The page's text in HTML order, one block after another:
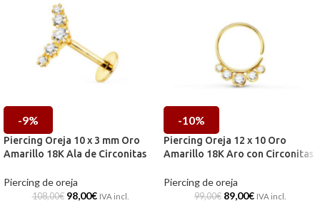
-9%
Piercing Oreja 10 x 3 mm Oro
Amarillo 18K Ala de Circonitas
Piercing de oreja
108,00€ 98,00€ IVA incl.
-10%
Piercing Oreja 12 x 10 Oro
Amarillo 18K Aro con Circonitas
Piercing de oreja
99,00€ 89,00€ IVA incl.